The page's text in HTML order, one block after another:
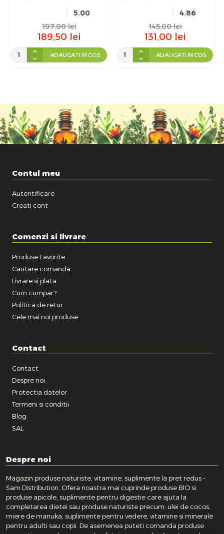
5.00
197,00 lei
189,50 lei
ADAUGATI IN COS
4.86
145,00 lei
131,00 lei
ADAUGATI IN COS
Contul meu
Autentificare
Creati cont
Comenzi si livrare
Produse Favorite
Cautare comanda
Livrare si plata
Cum cumpar?
Politica de retur
Cele mai noi produse
Contact
Contact
Despre noi
Protectia datelor
Termeni si conditii
Blog
SAL
Despre noi
Magazin produse naturiste, vitamine, suplimente la pret redus -
Sam Distribution. Ofera noastra mai cuprinde produse BIO si
produse apicole, suplimente pentru digestie care ajuta la
completarea dietei sau produse naturiste precum: ulei de cocos,
miere de manuka, suplimente pentru vedere, vitamine si minerale
pentru adulti sau copii. De asemenea puteti comanda produse